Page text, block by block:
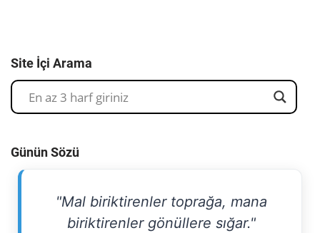
Site İçi Arama
Günün Sözü
"Mal biriktirenler toprağa, mana
biriktirenler gönüllere sığar."